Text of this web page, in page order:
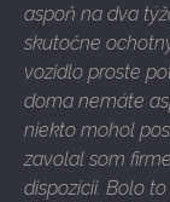
aspoň na dva
skutočne
vozidlo proste
doma nemáte
niekto mohol
zavolal som
dispozícii. Bolo